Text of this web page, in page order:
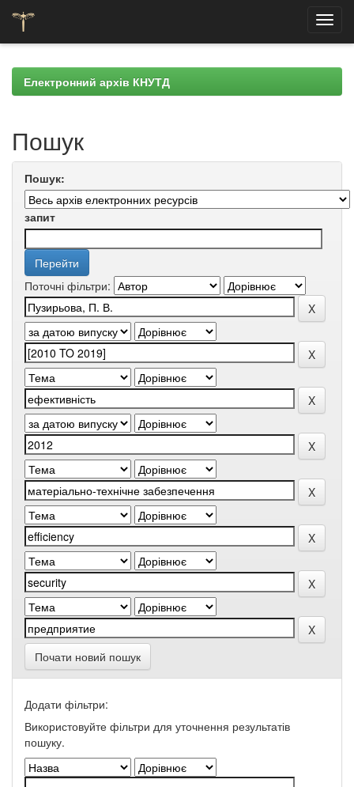
navigationЕлектронний архів КНУТД
Пошук
Пошук:
запит
Поточні фільтри:
Почати новий пошук
Додати фільтри:
Використовуйте фільтри для уточнення результатів
пошуку.